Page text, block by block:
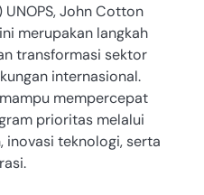
John Cotton
merupakan langkah
transformasi sektor
internasional.
mempercepat
prioritas melalui
inovasi teknologi, serta